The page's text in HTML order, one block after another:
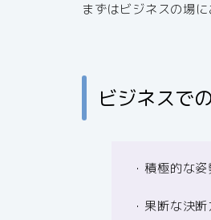
まずはビジネスの場
ビジネスで
・積極的な
・果断な決断